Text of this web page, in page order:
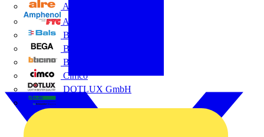
Alre
Amphenol FTG
BALS
Bega
Bticino
Cimco
DOTLUX GmbH